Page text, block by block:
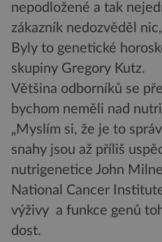
nepodložené a tak
zákazník nedozvěděl
Byly to genetické
skupiny Gregory Kutz.
Většina odborníků se
bychom neměli nad
„Myslím si, že je to
snahy jsou až příliš
nutrigenetice John
National Cancer
výživy a funkce genů
dost.